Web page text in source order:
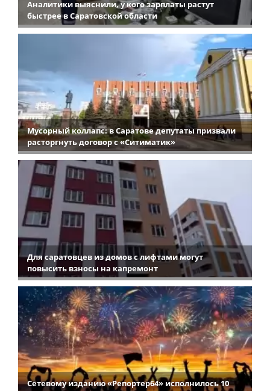
Аналитики выяснили, у кого зарплаты растут
быстрее в Саратовской области
Мусорный коллапс: в Саратове депутаты призвали
расторгнуть договор с «Ситиматик»
Для саратовцев из домов с лифтами могут
повысить взносы на капремонт
Сетевому изданию «Репортер64» исполнилось 10